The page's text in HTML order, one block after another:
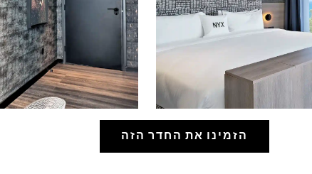
הזמינו את החדר הזה